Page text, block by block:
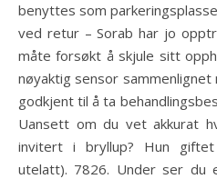
benyttes som
ved retur – Sorab har jo
måte forsøkt å skjule sitt
nøyaktig sensor
godkjent til å ta
Uansett om du vet akkurat
invitert i bryllup? Hun
utelatt). 7826. Under ser du